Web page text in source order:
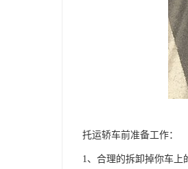
托运轿车前准备工作：
1、合理的拆卸掉你车上